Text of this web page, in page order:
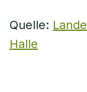
Quelle:
Halle